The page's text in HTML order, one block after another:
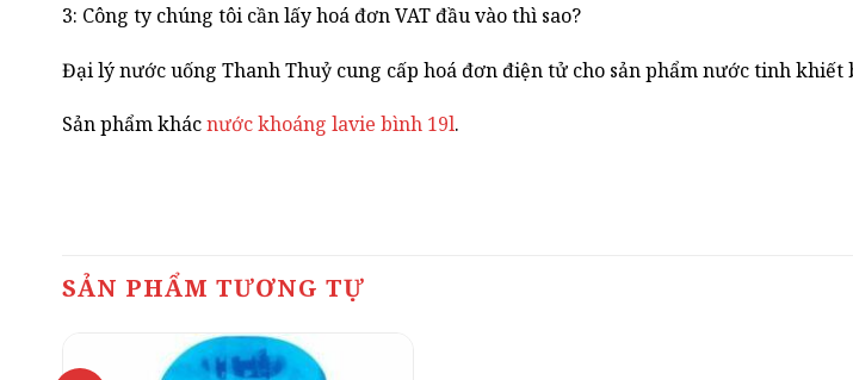
3: Công ty chúng tôi cần lấy hoá đơn VAT đầu vào thì sao?
Đại lý nước uống Thanh Thuỷ cung cấp hoá đơn điện tử cho sản phẩm nước tinh
Sản phẩm khácnước khoáng lavie bình 19l.
SẢN PHẨM TƯƠNG TỰ